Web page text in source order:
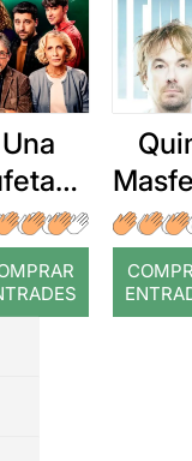
Una
r: